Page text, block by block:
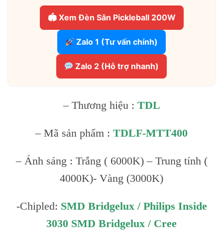
🏟 Xem Đèn Sân Pickleball 200W
Zalo 1 (Tư vấn chính)
Zalo 2 (Hỗ trợ nhanh)
– Thương hiệu : TDL
– Mã sản phẩm : TDLF-MTT400
– Ánh sáng : Trắng ( 6000K) – Trung tính (
4000K)- Vàng (3000K)
-Chipled: SMD Bridgelux / Philips Inside
3030 SMD Bridgelux / Cree